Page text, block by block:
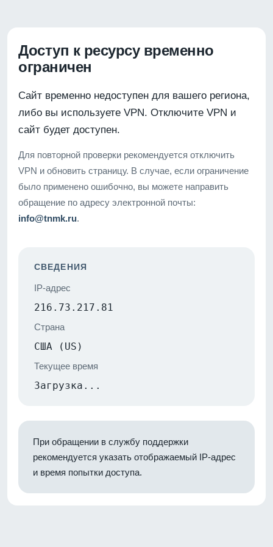
Доступ к ресурсу временно
ограничен
Сайт временно недоступен для вашего региона,
либо вы используете VPN. Отключите VPN и
сайт будет доступен.
Для повторной проверки рекомендуется отключить
VPN и обновить страницу. В случае, если ограничение
было применено ошибочно, вы можете направить
обращение по адресу электронной почты:
info@tnmk.ru.
СВЕДЕНИЯ
IP-адрес
216.73.217.81
Страна
США (US)
Текущее время
Загрузка...
При обращении в службу поддержки
рекомендуется указать отображаемый IP-адрес
и время попытки доступа.